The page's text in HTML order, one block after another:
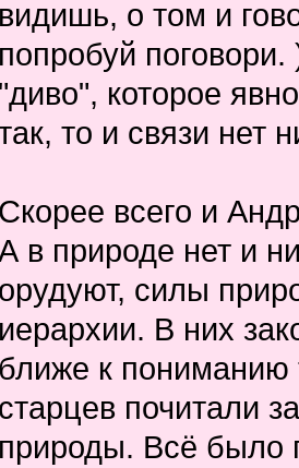
видишь, о том и
попробуй
"диво", которое
то и связи нет
Скорее всего и
в природе нет и
орудуют, силы
иерархии. В них
ближе к пониманию
старцев почитали
природы. Всё было